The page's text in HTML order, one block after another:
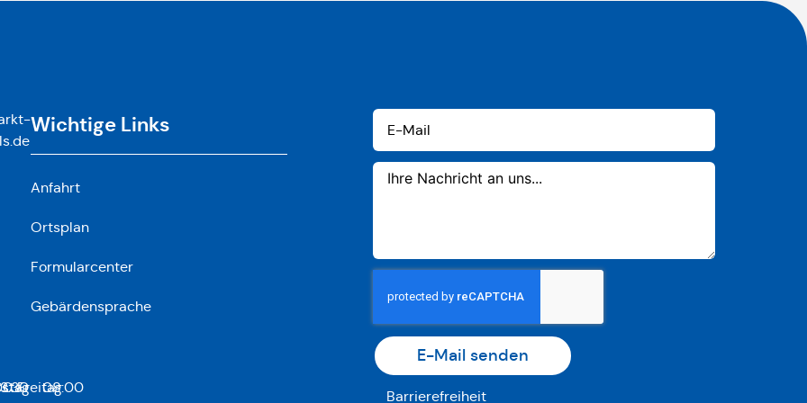
Wichtige Links
Anfahrt
Ortsplan
Formularcenter
Gebärdensprache
E-Mail senden
Freitag08:00
Barrierefreiheit